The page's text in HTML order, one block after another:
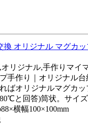
換 オリジナル マグカ
リジナル,手作りマイ
手作り｜オリジナル台
ばオリジナルマグカ
と回答)筒状。サイズ
横幅100×100mm